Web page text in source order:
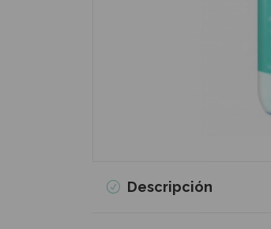
Descripción